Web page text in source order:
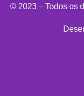
© 2023 – Todos os